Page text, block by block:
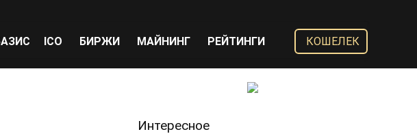
ICO БИРЖИ МАЙНИНГ РЕЙТИНГИ КОШЕЛЕК
Интересное